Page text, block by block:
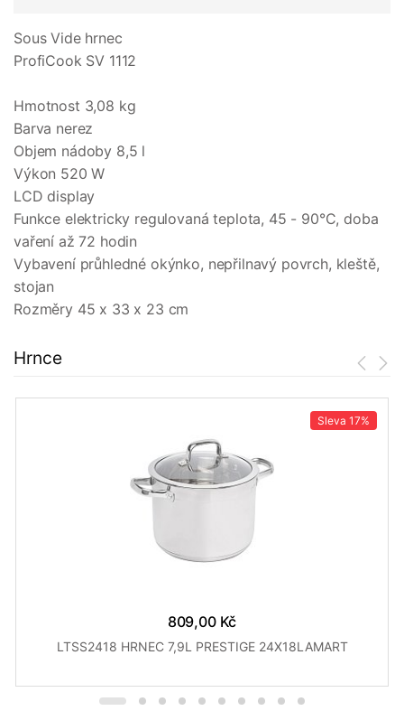
Sous Vide hrnec
ProfiCook SV 1112
Hmotnost 3,08 kg
Barva nerez
Objem nádoby 8,5 l
Výkon 520 W
LCD display
Funkce elektricky regulovaná teplota, 45 - 90°C, doba
vaření až 72 hodin
Vybavení průhledné okýnko, nepřilnavý povrch, kleště,
stojan
Rozměry 45 x 33 x 23 cm
Hrnce
Sleva 17%
809,00 Kč
LTSS2418 HRNEC 7,9L PRESTIGE 24X18LAMART